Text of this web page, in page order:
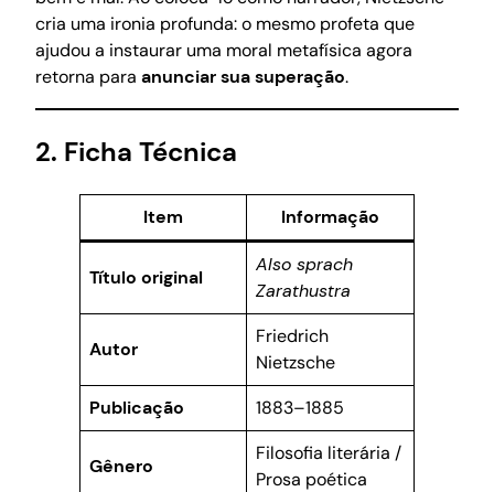
cria uma ironia profunda: o mesmo profeta que
ajudou a instaurar uma moral metafísica agora
retorna para anunciar sua superação.
2. Ficha Técnica
Item Informação
Título original
Also sprach
Zarathustra
Autor
Friedrich
Nietzsche
Publicação
1883–1885
Gênero
Filosofia literária /
Prosa poética